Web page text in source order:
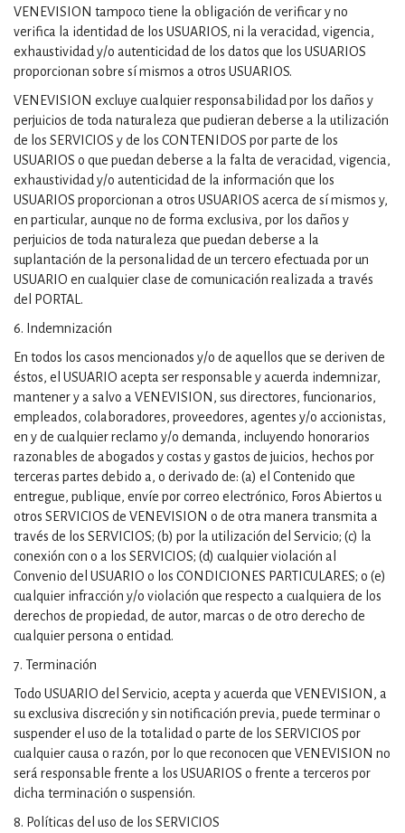
VENEVISION tampoco tiene la obligación de verificar y no
verifica la identidad de los USUARIOS, ni la veracidad, vigencia,
exhaustividad y/o autenticidad de los datos que los USUARIOS
proporcionan sobre sí mismos a otros USUARIOS.
VENEVISION excluye cualquier responsabilidad por los daños y
perjuicios de toda naturaleza que pudieran deberse a la utilización
de los SERVICIOS y de los CONTENIDOS por parte de los
USUARIOS o que puedan deberse a la falta de veracidad, vigencia,
exhaustividad y/o autenticidad de la información que los
USUARIOS proporcionan a otros USUARIOS acerca de sí mismos y,
en particular, aunque no de forma exclusiva, por los daños y
perjuicios de toda naturaleza que puedan deberse a la
suplantación de la personalidad de un tercero efectuada por un
USUARIO en cualquier clase de comunicación realizada a través
del PORTAL.
6. Indemnización
En todos los casos mencionados y/o de aquellos que se deriven de
éstos, el USUARIO acepta ser responsable y acuerda indemnizar,
mantener y a salvo a VENEVISION, sus directores, funcionarios,
empleados, colaboradores, proveedores, agentes y/o accionistas,
en y de cualquier reclamo y/o demanda, incluyendo honorarios
razonables de abogados y costas y gastos de juicios, hechos por
terceras partes debido a, o derivado de: (a) el Contenido que
entregue, publique, envíe por correo electrónico, Foros Abiertos u
otros SERVICIOS de VENEVISION o de otra manera transmita a
través de los SERVICIOS; (b) por la utilización del Servicio; (c) la
conexión con o a los SERVICIOS; (d) cualquier violación al
Convenio del USUARIO o los CONDICIONES PARTICULARES; o (e)
cualquier infracción y/o violación que respecto a cualquiera de los
derechos de propiedad, de autor, marcas o de otro derecho de
cualquier persona o entidad.
7. Terminación
Todo USUARIO del Servicio, acepta y acuerda que VENEVISION, a
su exclusiva discreción y sin notificación previa, puede terminar o
suspender el uso de la totalidad o parte de los SERVICIOS por
cualquier causa o razón, por lo que reconocen que VENEVISION no
será responsable frente a los USUARIOS o frente a terceros por
dicha terminación o suspensión.
8. Políticas del uso de los SERVICIOS